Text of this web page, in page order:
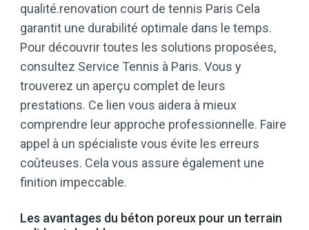
qualité.renovation court de tennis Paris Cela
garantit une durabilité optimale dans le temps.
Pour découvrir toutes les solutions proposées,
consultez Service Tennis à Paris. Vous y
trouverez un aperçu complet de leurs
prestations. Ce lien vous aidera à mieux
comprendre leur approche professionnelle. Faire
appel à un spécialiste vous évite les erreurs
coûteuses. Cela vous assure également une
finition impeccable.
Les avantages du béton poreux pour un terrain